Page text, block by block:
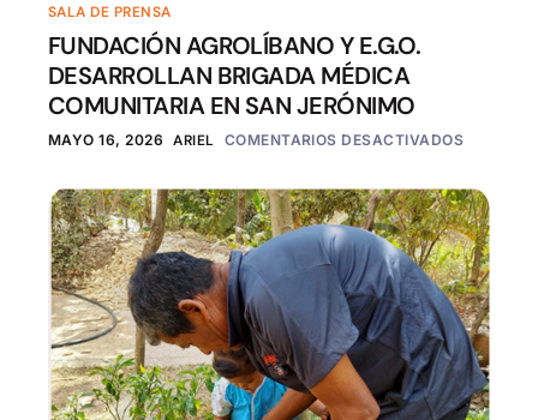
SALA DE PRENSA
FUNDACIÓN AGROLÍBANO Y E.G.O.
DESARROLLAN BRIGADA MÉDICA
COMUNITARIA EN SAN JERÓNIMO
MAYO 16, 2026 ARIEL COMENTARIOS DESACTIVADOS